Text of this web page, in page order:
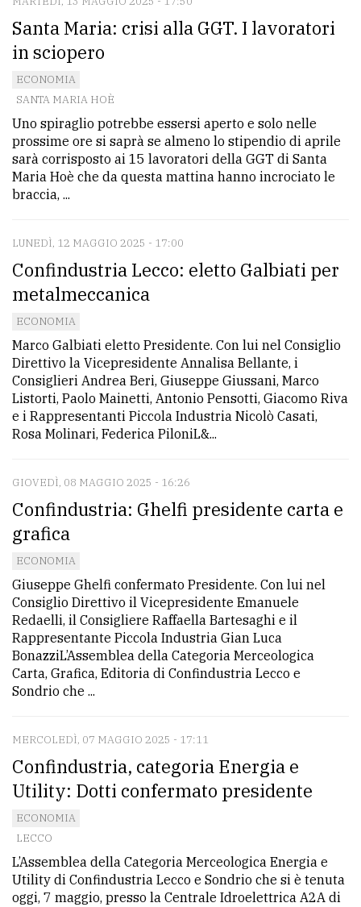
Santa Maria: crisi alla GGT. I lavoratori
in sciopero
ECONOMIA
SANTA MARIA HOÈ
Uno spiraglio potrebbe essersi aperto e solo nelle
prossime ore si saprà se almeno lo stipendio di aprile
sarà corrisposto ai 15 lavoratori della GGT di Santa
Maria Hoè che da questa mattina hanno incrociato le
braccia, ...
LUNEDÌ, 12 MAGGIO 2025 - 17:00
Confindustria Lecco: eletto Galbiati per
metalmeccanica
ECONOMIA
Marco Galbiati eletto Presidente. Con lui nel Consiglio
Direttivo la Vicepresidente Annalisa Bellante, i
Consiglieri Andrea Beri, Giuseppe Giussani, Marco
Listorti, Paolo Mainetti, Antonio Pensotti, Giacomo Riva
e i Rappresentanti Piccola Industria Nicolò Casati,
Rosa Molinari, Federica PiloniL&...
GIOVEDÌ, 08 MAGGIO 2025 - 16:26
Confindustria: Ghelfi presidente carta e
grafica
ECONOMIA
Giuseppe Ghelfi confermato Presidente. Con lui nel
Consiglio Direttivo il Vicepresidente Emanuele
Redaelli, il Consigliere Raffaella Bartesaghi e il
Rappresentante Piccola Industria Gian Luca
BonazziL’Assemblea della Categoria Merceologica
Carta, Grafica, Editoria di Confindustria Lecco e
Sondrio che ...
MERCOLEDÌ, 07 MAGGIO 2025 - 17:11
Confindustria, categoria Energia e
Utility: Dotti confermato presidente
ECONOMIA
LECCO
L’Assemblea della Categoria Merceologica Energia e
Utility di Confindustria Lecco e Sondrio che si è tenuta
oggi, 7 maggio, presso la Centrale Idroelettrica A2A di